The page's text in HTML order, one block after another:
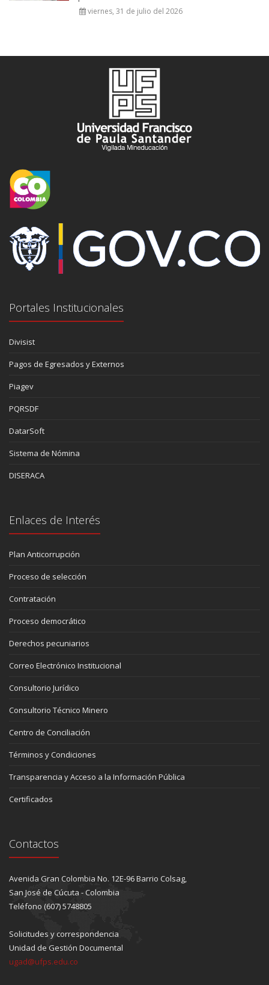
viernes, 31 de julio del 2026
Portales Institucionales
Divisist
Pagos de Egresados y Externos
Piagev
PQRSDF
DatarSoft
Sistema de Nómina
DISERACA
Enlaces de Interés
Plan Anticorrupción
Proceso de selección
Contratación
Proceso democrático
Derechos pecuniarios
Correo Electrónico Institucional
Consultorio Jurídico
Consultorio Técnico Minero
Centro de Conciliación
Términos y Condiciones
Transparencia y Acceso a la Información Pública
Certificados
Contactos
Avenida Gran Colombia No. 12E-96 Barrio Colsag,
San José de Cúcuta - Colombia
Teléfono (607) 5748805
Solicitudes y correspondencia
Unidad de Gestión Documental
ugad@ufps.edu.co